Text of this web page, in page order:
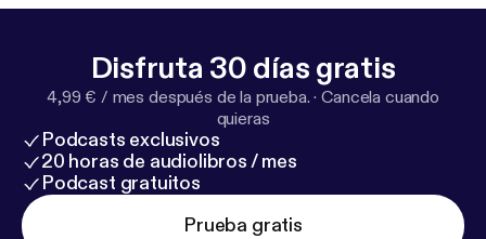
@janafr / www.janafernandez.es
Disfruta 30 días gratis
4,99 € / mes después de la prueba. ·Cancela cuando
quieras
Podcasts exclusivos
20 horas de audiolibros / mes
Podcast gratuitos
Prueba gratis